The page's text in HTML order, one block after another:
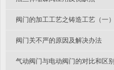
阀门的加工工艺之铸造工艺（一）
阀门关不严的原因及解决办法
气动阀门与电动阀门的对比和区别